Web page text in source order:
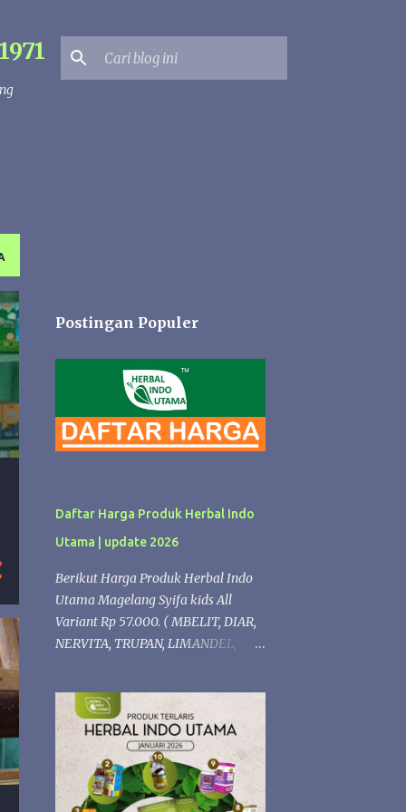
Postingan Populer
Daftar Harga Produk Herbal Indo
Utama | update 2026
Berikut Harga Produk Herbal Indo
Utama Magelang Syifa kids All
Variant Rp 57.000. ( MBELIT, DIAR,
NERVITA, TRUPAN, LIMANDEL,
VITANGIN, FLUBA). kECUALI Syifaa
kids Propolis Rp 68.000 Produk
Herbal formulasi Diacarehiu | Rp.
74.000 (Herbal untuk Diabetes )
Gastrohiu | Rp. 68.000 (Herbal